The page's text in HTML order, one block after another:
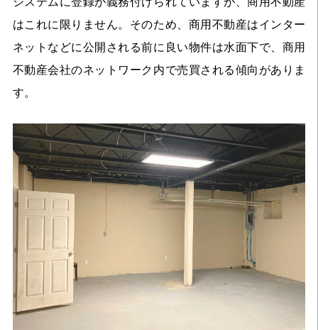
はこれに限りません。そのため、商用不動産はインター
ネットなどに公開される前に良い物件は水面下で、商用
不動産会社のネットワーク内で売買される傾向がありま
す。